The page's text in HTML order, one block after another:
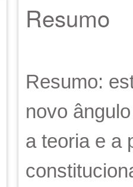
Resumo
Resumo:
novo
a teoria e a